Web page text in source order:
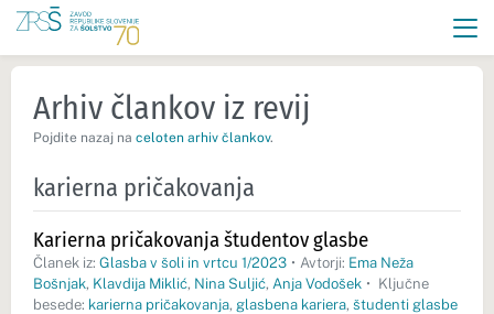
Arhiv člankov iz revij
Pojdite nazaj na celoten arhiv člankov.
karierna pričakovanja
Karierna pričakovanja študentov glasbe
Članek iz: Glasba v šoli in vrtcu 1/2023 • Avtorji: Ema Neža
Bošnjak, Klavdija Miklić, Nina Suljić, Anja Vodošek • Ključne
besede: karierna pričakovanja, glasbena kariera, študenti glasbe